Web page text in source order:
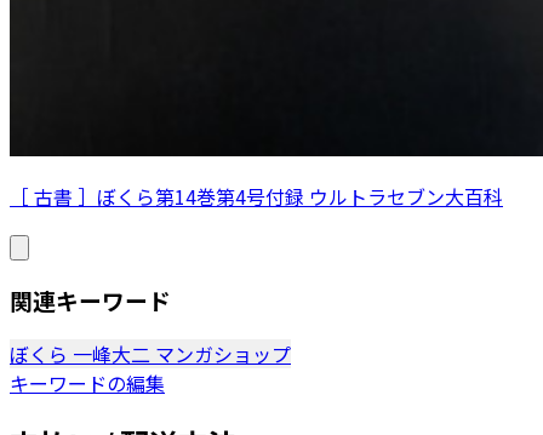
［ 古書 ］ぼくら第14巻第4号付録 ウルトラセブン大百科
関連キーワード
ぼくら 一峰大二 マンガショップ
キーワードの編集